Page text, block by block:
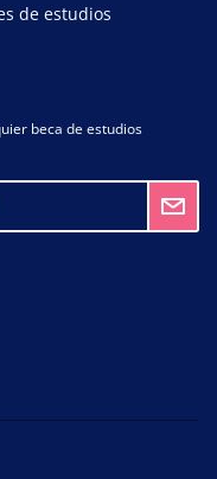
de estudios
beca de estudios